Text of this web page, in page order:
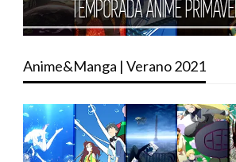
Anime&Manga | Verano 2021